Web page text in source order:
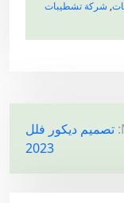
, شركة تشطيبات
تصميم ديكور فلل
2023